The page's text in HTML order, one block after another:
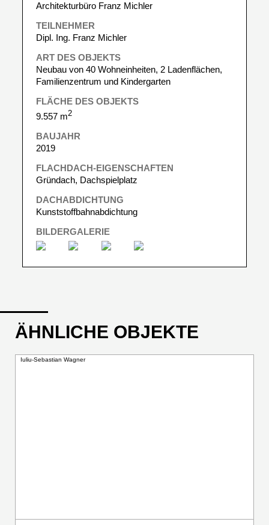
Architekturbüro Franz Michler
TEILNEHMER
Dipl. Ing. Franz Michler
ART DES OBJEKTS
Neubau von 40 Wohneinheiten, 2 Ladenflächen,
Familienzentrum und Kindergarten
FLÄCHE DES OBJEKTS
9.557 m2
BAUJAHR
2019
FLACHDACH-EIGENSCHAFTEN
Gründach, Dachspielplatz
DACHABDICHTUNG
Kunststoffbahnabdichtung
BILDERGALERIE
ÄHNLICHE OBJEKTE
Iuliu-Sebastian Wagner